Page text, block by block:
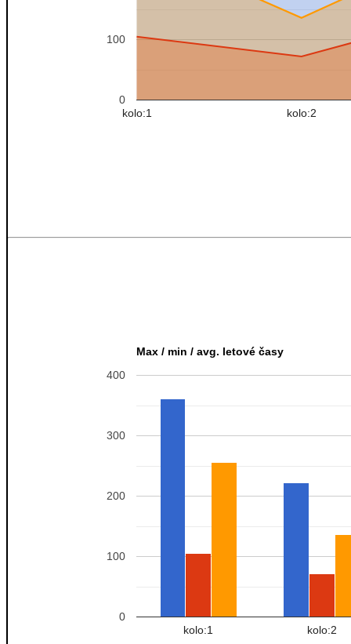
kolo:1 kolo:2
0
100
Max / min / avg. letové časy
kolo:1 kolo:2
0
100
200
300
400